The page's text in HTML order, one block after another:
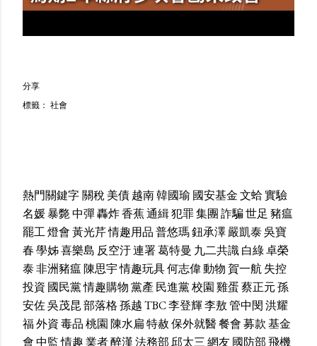
分享
標籤： 社會
熱門關鍵字關稅美債越南韓國瑜 國安基金文蛤實驗
名媛暴斃中彈轟炸香蕉通緝犯罪集團詐騙世足 豬瘟
罷工燈會黃光芹情趣用品普悠瑪鈕承澤嚴凱泰吳寶
春學姊喜樂島 反空汙連署葛特曼 九二共識白綠卓榮
泰非洲豬瘟陳思宇情趣玩具何志偉動物賀一航失控
投資 國民黨情趣購物黨產 民進黨校園雞蛋蔡正元孫
安佐吳茂昆部落格孫越TBC李登輝李敖管中閔洪耀
福外資毒品桃園陳水扁特赦保外就醫餐會募款基金
會中監情趣業者醉漢法務部邱太三網友國防部飛機